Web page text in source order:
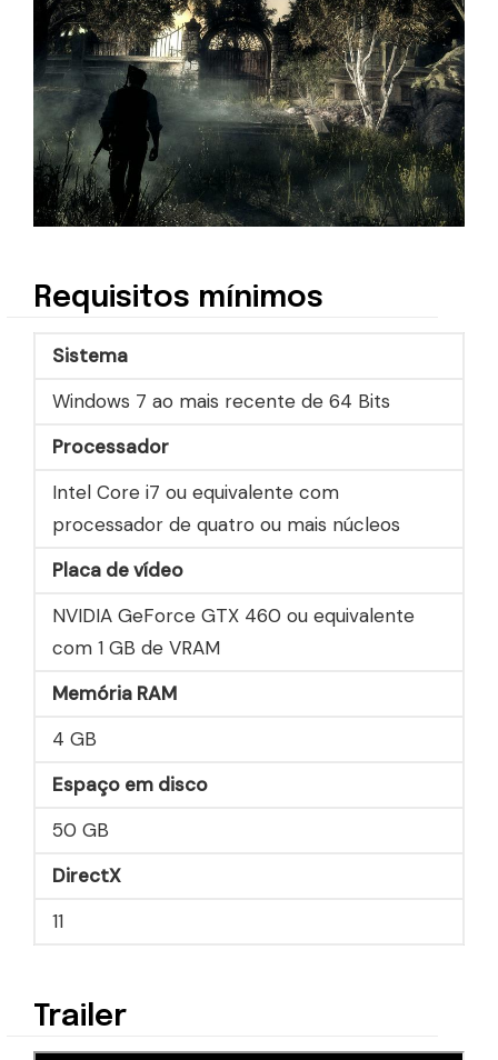
Requisitos mínimos
Sistema
Windows 7 ao mais recente de 64 Bits
Processador
Intel Core i7 ou equivalente com
processador de quatro ou mais núcleos
Placa de vídeo
NVIDIA GeForce GTX 460 ou equivalente
com 1 GB de VRAM
Memória RAM
4 GB
Espaço em disco
50 GB
DirectX
11
Trailer